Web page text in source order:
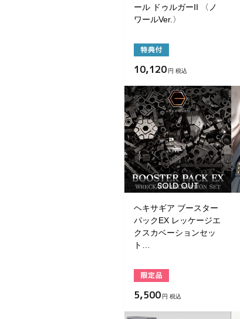
ール ドゥルガーII 〈ノ
ワールVer.〉
10,120 円 税込
SOLD OUT
ヘキサギア ブースター
パックEX レッケージエ
クスカベーションセッ
ト…
5,500 円 税込